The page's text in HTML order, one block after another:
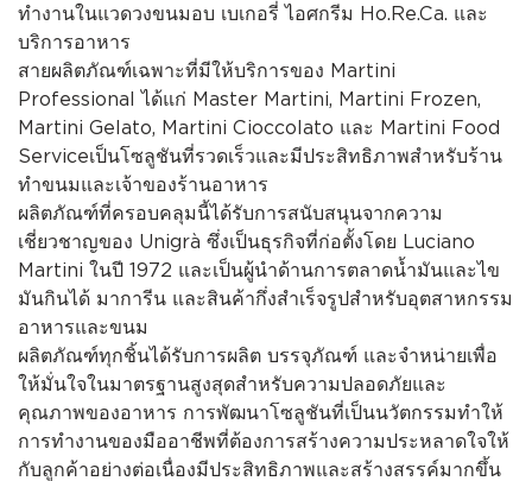
ทำงานในแวดวงขนมอบ เบเกอรี่ ไอศกรีม Ho.Re.Ca. และ
บริการอาหาร
สายผลิตภัณฑ์เฉพาะที่มีให้บริการของ Martini
Professional ได้แก่ Master Martini, Martini Frozen,
Martini Gelato, Martini Cioccolato และ Martini Food
Serviceเป็นโซลูชันที่รวดเร็วและมีประสิทธิภาพสำหรับร้าน
ทำขนมและเจ้าของร้านอาหาร
ผลิตภัณฑ์ที่ครอบคลุมนี้ได้รับการสนับสนุนจากความ
เชี่ยวชาญของ Unigrà ซึ่งเป็นธุรกิจที่ก่อตั้งโดย Luciano
Martini ในปี 1972 และเป็นผู้นำด้านการตลาดน้ำมันและไข
มันกินได้ มาการีน และสินค้ากึ่งสำเร็จรูปสำหรับอุตสาหกรรม
อาหารและขนม
ผลิตภัณฑ์ทุกชิ้นได้รับการผลิต บรรจุภัณฑ์ และจำหน่ายเพื่อ
ให้มั่นใจในมาตรฐานสูงสุดสำหรับความปลอดภัยและ
คุณภาพของอาหาร การพัฒนาโซลูชันที่เป็นนวัตกรรมทำให้
การทำงานของมืออาชีพที่ต้องการสร้างความประหลาดใจให้
กับลูกค้าอย่างต่อเนื่องมีประสิทธิภาพและสร้างสรรค์มากขึ้น